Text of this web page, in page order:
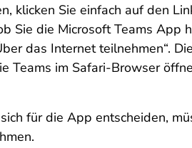
klicken Sie einfach auf den
Sie die Microsoft Teams App
das Internet teilnehmen“.
Teams im Safari-Browser
für die App entscheiden,